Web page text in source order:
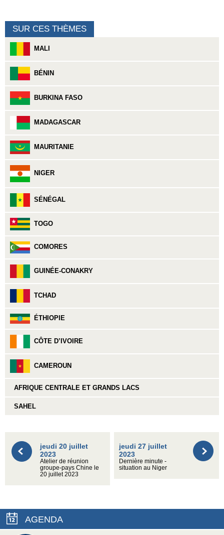
SUR CES THÈMES
MALI
BÉNIN
BURKINA FASO
MADAGASCAR
MAURITANIE
NIGER
SÉNÉGAL
TOGO
COMORES
GUINÉE-CONAKRY
TCHAD
ÉTHIOPIE
CÔTE D’IVOIRE
CAMEROUN
AFRIQUE CENTRALE ET GRANDS LACS
SAHEL
jeudi 20 juillet
2023
Atelier de réunion
groupe-pays Chine le
20 juillet 2023
jeudi 27 juillet
2023
Dernière minute -
situation au Niger
AGENDA